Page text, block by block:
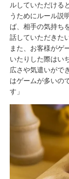
ルしていただける
うためにルール説
ば、相手の気持ち
話していただきた
また、お客様がゲ
いたりした際はい
広さや気遣いがで
はゲームが多いの
す」